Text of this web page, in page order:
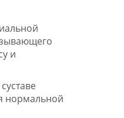
и
нормальной